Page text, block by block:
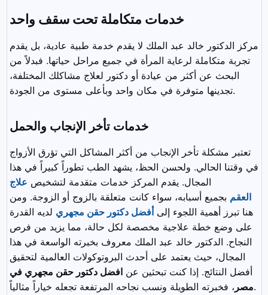
خدمات متكاملة تحت سقف واحد
مركز الدكتور خالد عبد الملك لا يقدم خدمة طبية عادية، بل يقدم
تجربة متكاملة لرعاية المرأة في جميع مراحل حياتها. فبدلاً من
البحث عن أكثر من عيادة أو دكتور لعلاج مشاكلك المختلفة،
تجدينها متوفرة في مكان واحد وبأعلى مستوى من الجودة.
خدمات تأخر الإنجاب والحمل
تعتبر مشكلة تأخر الإنجاب من أكثر المشاكل التي تؤرق الأزواج
في وقتنا الحالي. ولحسن الحظ، يشهد الطب تطوراً كبيراً في هذا
المجال. يقدم المركز خدمات متقدمة لتشخيص علاج
العقم بجميع أسبابه، سواء كانت متعلقة بالزوج أو الزوجة. ومن
هنا تبرز أهمية اللجوء إلىأفضل دكتور حقن مجهري لديه القدرة
على وضع خطة علاجية مخصصة لكل حالة، مما يزيد من فرص
النجاح. الدكتور خالد عبد الملك معروف بخبرته الواسعة في هذا
المجال، حيث يعتمد على أحدث البروتوكولات العالمية لتحقيق
أفضل النتائج. إذا كنت تبحثين عنافضل دكتور حقن مجهري في
مصر، فخبرته الطويلة ونسب نجاحه المرتفعة تجعله خياراً مثالياً.